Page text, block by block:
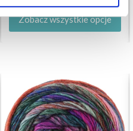
Zobacz wszystkie opcje